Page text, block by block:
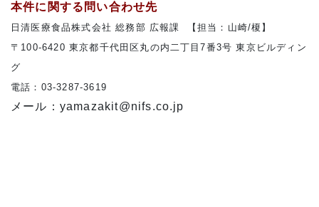
本件に関する問い合わせ先
日清医療食品株式会社 総務部 広報課 【担当：山崎/榎】
〒100-6420 東京都千代田区丸の内二丁目7番3号 東京ビルディン
グ
電話：03-3287-3619
メール：yamazakit@nifs.co.jp